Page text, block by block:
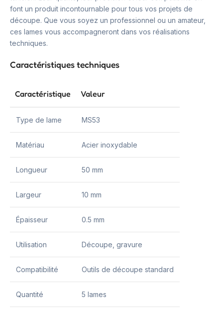
font un produit incontournable pour tous vos projets de
découpe. Que vous soyez un professionnel ou un amateur,
ces lames vous accompagneront dans vos réalisations
techniques.
Caractéristiques techniques
Caractéristique Valeur
Type de lame MS53
Matériau Acier inoxydable
Longueur 50 mm
Largeur 10 mm
Épaisseur 0.5 mm
Utilisation Découpe, gravure
Compatibilité Outils de découpe standard
Quantité 5 lames